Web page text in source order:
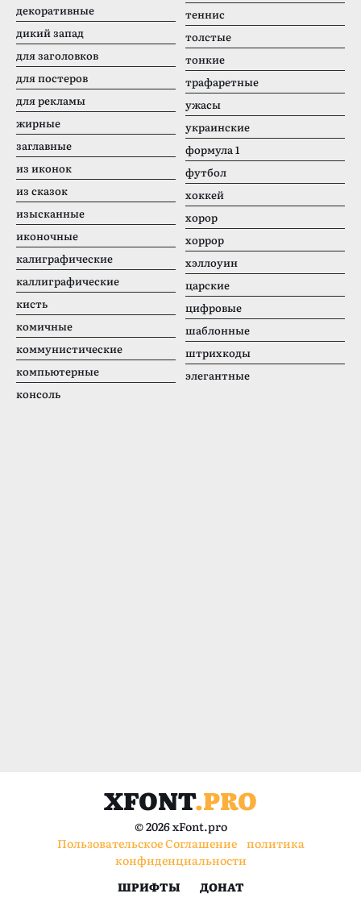
декоративные
дикий запад
для заголовков
для постеров
для рекламы
жирные
заглавные
из иконок
из сказок
изысканные
иконочные
калиграфические
каллиграфические
кисть
комичные
коммунистические
компьютерные
консоль
теннис
толстые
тонкие
трафаретные
ужасы
украинские
формула 1
футбол
хоккей
хорор
хоррор
хэллоуин
царские
цифровые
шаблонные
штрихкоды
элегантные
XFONT.PRO
© 2026 xFont.pro
Пользовательское Соглашение
политика
конфиденциальности
ШРИФТЫ
ДОНАТ